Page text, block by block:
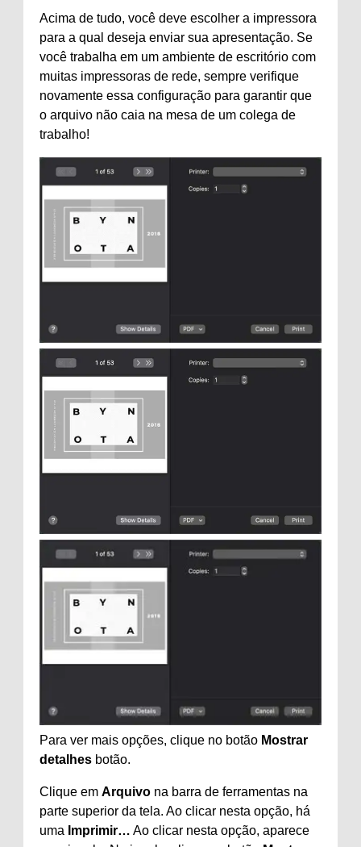
Acima de tudo, você deve escolher a impressora
para a qual deseja enviar sua apresentação. Se
você trabalha em um ambiente de escritório com
muitas impressoras de rede, sempre verifique
novamente essa configuração para garantir que
o arquivo não caia na mesa de um colega de
trabalho!
Para ver mais opções, clique no botão Mostrar
detalhes botão.
Clique em Arquivo na barra de ferramentas na
parte superior da tela. Ao clicar nesta opção, há
uma Imprimir… Ao clicar nesta opção, aparece